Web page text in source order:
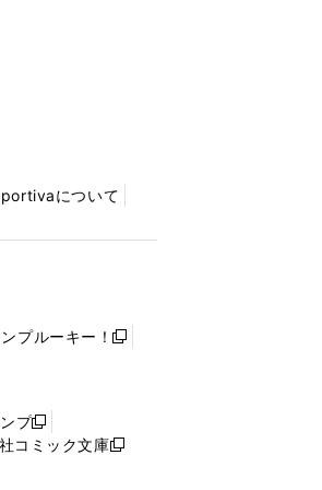
について
プルーキー！
新
ン
プ
新
し
コミック文庫
新